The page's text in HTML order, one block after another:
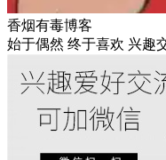
香烟有毒博客
始于偶然 终于喜欢 兴趣